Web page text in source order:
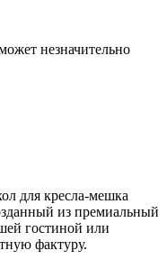
незначительно
для кресла-мешка
из премиальный
гостиной или
фактуру.